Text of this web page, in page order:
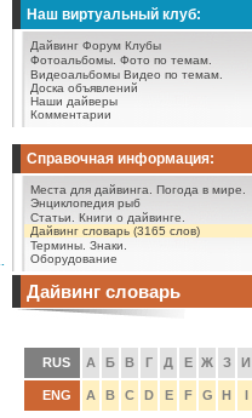
Наш виртуальный клуб:
Дайвинг Форум Клубы
Фотоальбомы. Фото по темам.
Видеоальбомы Видео по темам.
Доска объявлений
Наши дайверы
Комментарии
Справочная информация:
Места для дайвинга.
Погода в мире.
Энциклопедия рыб
Статьи.
Книги о дайвинге.
Дайвинг словарь (3165 слов)
Термины. Знаки.
Оборудование
Дайвинг словарь
RUS А Б В Г Д Е Ж З И
ENG A B C D E F G H I